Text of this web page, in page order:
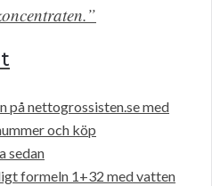
på nettogrossisten.se med
och köp
sedan
formeln 1+32 med vatten